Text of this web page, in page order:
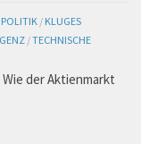
/ KLUGES
/TECHNISCHE
der Aktienmarkt